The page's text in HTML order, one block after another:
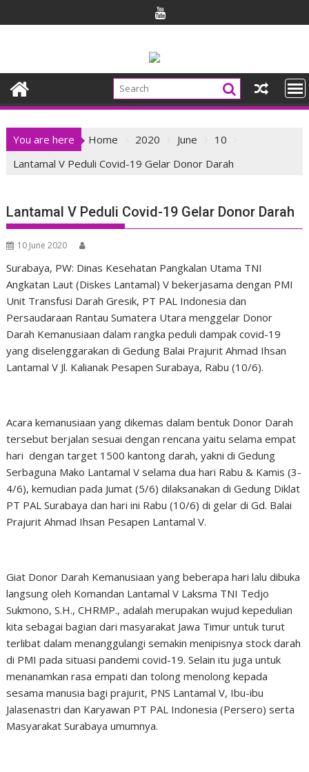
to
You are here Home 2020 June
10
Lantamal V Peduli Covid-19 Gelar Donor Darah
Lantamal V Peduli Covid-19 Gelar Donor Darah
10 June 2020
Surabaya, PW: Dinas Kesehatan Pangkalan Utama TNI
Angkatan Laut (Diskes Lantamal) V bekerjasama dengan PMI
Unit Transfusi Darah Gresik, PT PAL Indonesia dan
Persaudaraan Rantau Sumatera Utara menggelar Donor
Darah Kemanusiaan dalam rangka peduli dampak covid-19
yang diselenggarakan di Gedung Balai Prajurit Ahmad Ihsan
Lantamal V Jl. Kalianak Pesapen Surabaya, Rabu (10/6).
Acara kemanusiaan yang dikemas dalam bentuk Donor Darah
tersebut berjalan sesuai dengan rencana yaitu selama empat
hari dengan target 1500 kantong darah, yakni di Gedung
Serbaguna Mako Lantamal V selama dua hari Rabu & Kamis (3-
4/6), kemudian pada Jumat (5/6) dilaksanakan di Gedung Diklat
PT PAL Surabaya dan hari ini Rabu (10/6) di gelar di Gd. Balai
Prajurit Ahmad Ihsan Pesapen Lantamal V.
Giat Donor Darah Kemanusiaan yang beberapa hari lalu dibuka
langsung oleh Komandan Lantamal V Laksma TNI Tedjo
Sukmono, S.H., CHRMP., adalah merupakan wujud kepedulian
kita sebagai bagian dari masyarakat Jawa Timur untuk turut
terlibat dalam menanggulangi semakin menipisnya stock darah
di PMI pada situasi pandemi covid-19. Selain itu juga untuk
menanamkan rasa empati dan tolong menolong kepada
sesama manusia bagi prajurit, PNS Lantamal V, Ibu-ibu
Jalasenastri dan Karyawan PT PAL Indonesia (Persero) serta
Masyarakat Surabaya umumnya.